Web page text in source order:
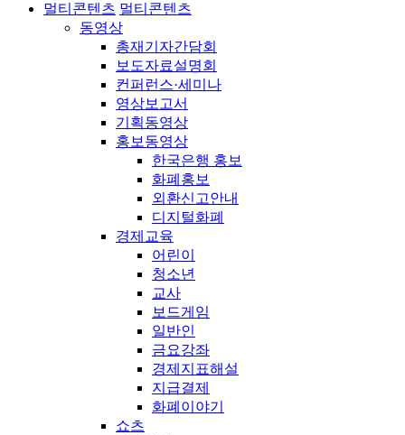
멀티콘텐츠 멀티콘텐츠
동영상
총재기자간담회
보도자료설명회
컨퍼런스·세미나
영상보고서
기획동영상
홍보동영상
한국은행 홍보
화폐홍보
외환신고안내
디지털화폐
경제교육
어린이
청소년
교사
보드게임
일반인
금요강좌
경제지표해설
지급결제
화폐이야기
쇼츠